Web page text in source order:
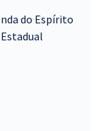
do Espírito